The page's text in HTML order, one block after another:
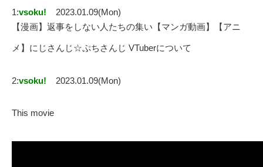
1:vsoku!
2023.01.09(Mon)
【漫画】返事をしない人たちの集い【マンガ動画】【アニ
メ】にじさんじ☆ぷちさんじ VTuberについて
2:vsoku! 2023.01.09(Mon)
This movie